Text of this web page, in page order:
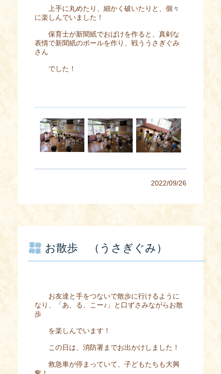
上手に丸めたり、細かく破いたりと、個々
に楽しんでいました！
保育士が新聞紙でおばけを作ると、真剣な
表情で新聞紙のボールを作り、戦ううさぎぐみ
さん
でした！
2022/09/26
お散歩 （うさぎぐみ）
お友達と手をつないで散歩に行けるように
なり、「あ、る、こー♪」と口ずさみながらお散
歩
を楽しんでいます！
この日は、消防署までお出かけしました！
救急車が停まっていて、子どもたちも大興